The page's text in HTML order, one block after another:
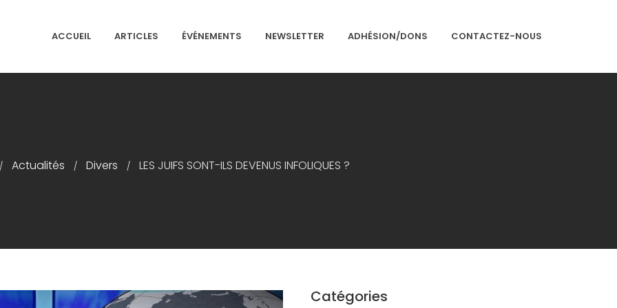
Contactez-nous
ACCUEIL ARTICLES ÉVÉNEMENTS NEWSLETTER ADHÉSION/DONS CONTACTEZ-NOUS
/ Actualités / Divers / LES JUIFS SONT-ILS DEVENUS INFOLIQUES ?
Catégories